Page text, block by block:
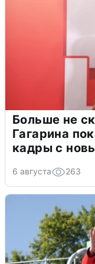
Больше не
Гагарина
кадры с
6 августа 263